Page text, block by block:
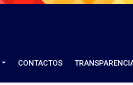
CONTACTOS